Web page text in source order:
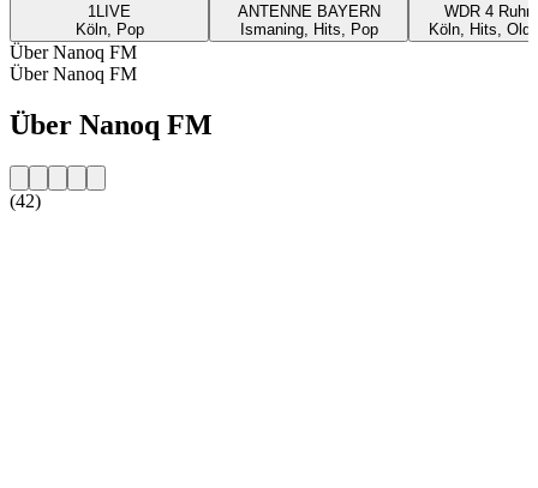
1LIVE
Köln, Pop
ANTENNE BAYERN
Ismaning, Hits, Pop
WDR 4
Köln, Hits,
Über Nanoq FM
Über Nanoq FM
Über Nanoq FM
(42)